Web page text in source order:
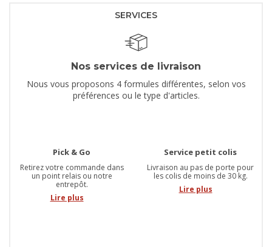
SERVICES
Nos services de livraison
Nous vous proposons 4 formules différentes, selon vos
préférences ou le type d'articles.
Pick & Go
Retirez votre commande dans
un point relais ou notre
entrepôt.
Lire plus
Service petit colis
Livraison au pas de porte pour
les colis de moins de 30 kg.
Lire plus